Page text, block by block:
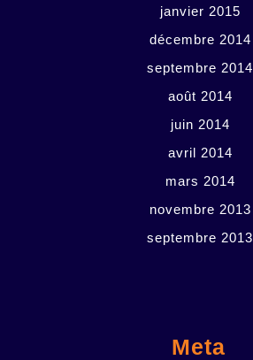
janvier 2015
décembre 2014
septembre 2014
août 2014
juin 2014
avril 2014
mars 2014
novembre 2013
septembre 2013
Meta